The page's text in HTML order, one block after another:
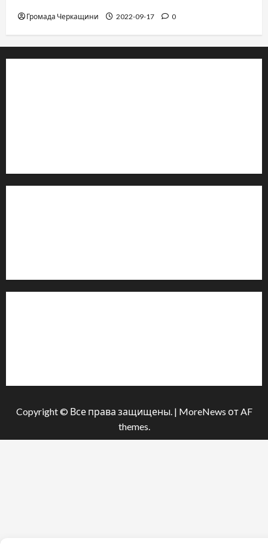
Громада Черкащини 2022-09-17 0
Copyright © Все права защищены. | MoreNews от AF
themes.